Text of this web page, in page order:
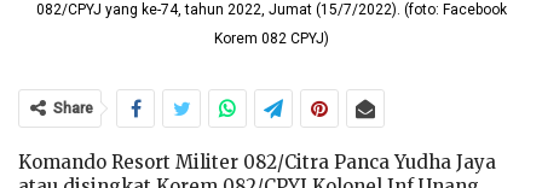
082/CPYJ yang ke-74, tahun 2022, Jumat (15/7/2022). (foto: Facebook
Korem 082 CPYJ)
Share
Komando Resort Militer 082/Citra Panca Yudha Jaya